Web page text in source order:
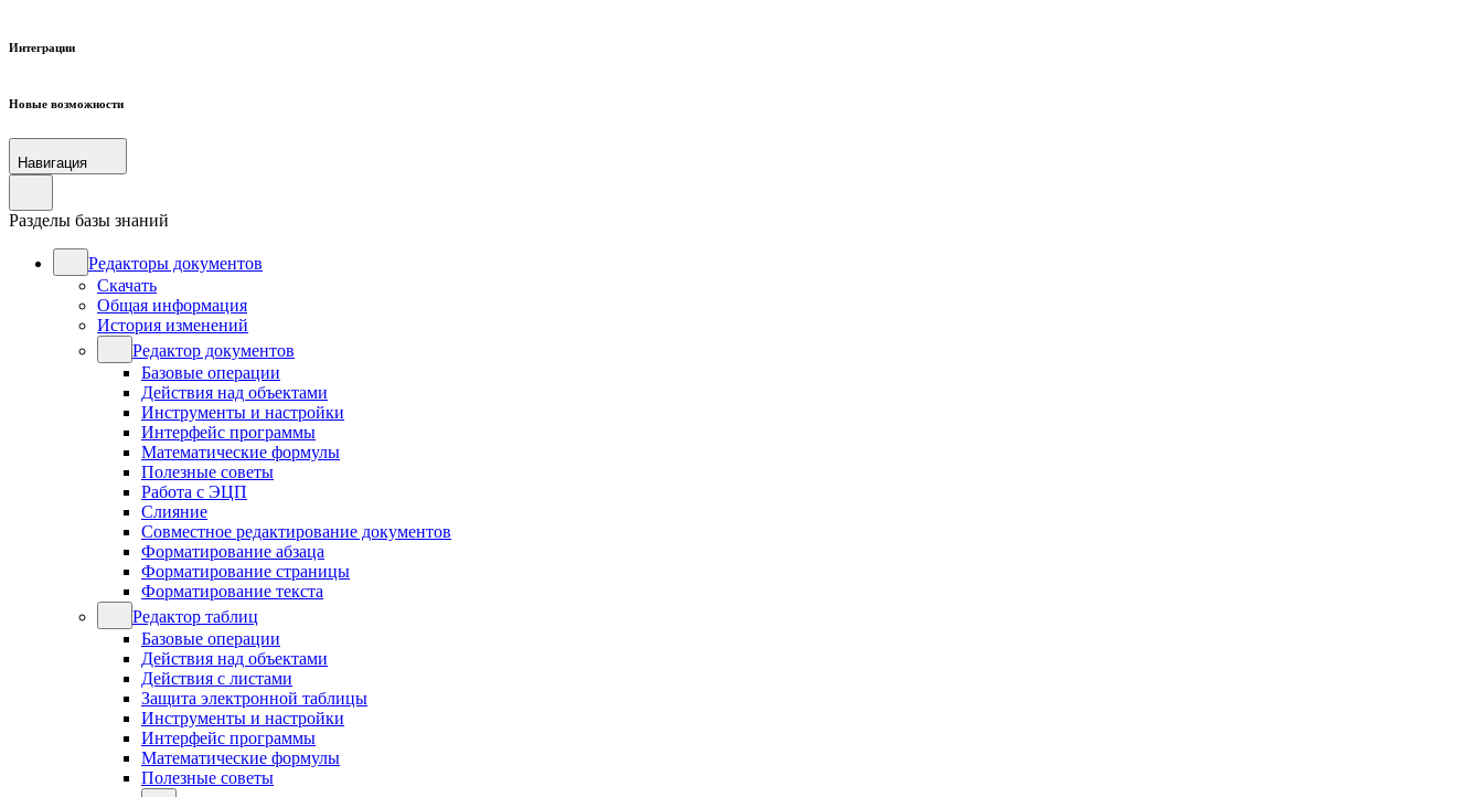
Интеграции
Новые возможности
Навигация
Разделы базы знаний
Редакторы документов
Скачать
Общая информация
История изменений
Редактор документов
Базовые операции
Действия над объектами
Инструменты и настройки
Интерфейс программы
Математические формулы
Полезные советы
Работа с ЭЦП
Слияние
Совместное редактирование документов
Форматирование абзаца
Форматирование страницы
Форматирование текста
Редактор таблиц
Базовые операции
Действия над объектами
Действия с листами
Защита электронной таблицы
Инструменты и настройки
Интерфейс программы
Математические формулы
Полезные советы